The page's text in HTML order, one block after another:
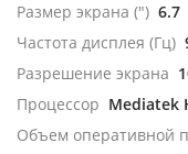
Размер экрана (") 6.7
Частота дисплея (Гц)
Разрешение экрана
Процессор Mediatek
Объем оперативной